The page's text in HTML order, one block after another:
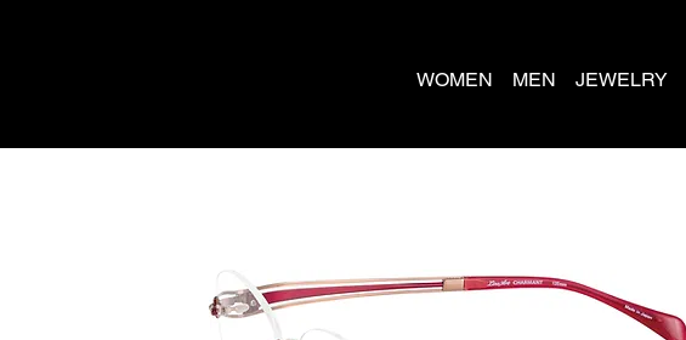
WOMEN MEN JEWELRY